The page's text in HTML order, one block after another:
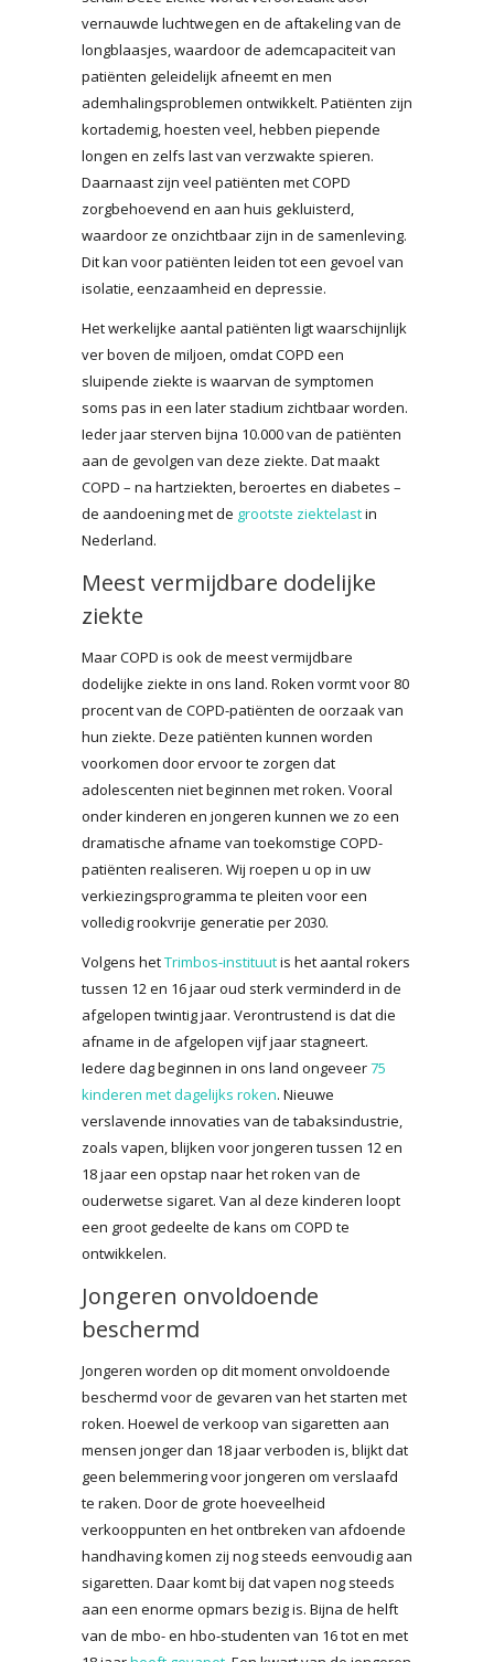
vernauwde luchtwegen en de aftakeling van de
longblaasjes, waardoor de ademcapaciteit van
patiënten geleidelijk afneemt en men
ademhalingsproblemen ontwikkelt. Patiënten zijn
kortademig, hoesten veel, hebben piepende
longen en zelfs last van verzwakte spieren.
Daarnaast zijn veel patiënten met COPD
zorgbehoevend en aan huis gekluisterd,
waardoor ze onzichtbaar zijn in de samenleving.
Dit kan voor patiënten leiden tot een gevoel van
isolatie, eenzaamheid en depressie.
Het werkelijke aantal patiënten ligt waarschijnlijk
ver boven de miljoen, omdat COPD een
sluipende ziekte is waarvan de symptomen
soms pas in een later stadium zichtbaar worden.
Ieder jaar sterven bijna 10.000 van de patiënten
aan de gevolgen van deze ziekte. Dat maakt
COPD – na hartziekten, beroertes en diabetes –
de aandoening met de grootste ziektelastin
Nederland.
Meest vermijdbare dodelijke
ziekte
Maar COPD is ook de meest vermijdbare
dodelijke ziekte in ons land. Roken vormt voor 80
procent van de COPD-patiënten de oorzaak van
hun ziekte. Deze patiënten kunnen worden
voorkomen door ervoor te zorgen dat
adolescenten niet beginnen met roken. Vooral
onder kinderen en jongeren kunnen we zo een
dramatische afname van toekomstige COPD-
patiënten realiseren. Wij roepen u op in uw
verkiezingsprogramma te pleiten voor een
volledig rookvrije generatie per 2030.
Volgens hetTrimbos-instituutis het aantal rokers
tussen 12 en 16 jaar oud sterk verminderd in de
afgelopen twintig jaar. Verontrustend is dat die
afname in de afgelopen vijf jaar stagneert.
Iedere dag beginnen in ons land ongeveer75
kinderen met dagelijks roken. Nieuwe
verslavende innovaties van de tabaksindustrie,
zoals vapen, blijken voor jongeren tussen 12 en
18 jaar een opstap naar het roken van de
ouderwetse sigaret. Van al deze kinderen loopt
een groot gedeelte de kans om COPD te
ontwikkelen.
Jongeren onvoldoende
beschermd
Jongeren worden op dit moment onvoldoende
beschermd voor de gevaren van het starten met
roken. Hoewel de verkoop van sigaretten aan
mensen jonger dan 18 jaar verboden is, blijkt dat
geen belemmering voor jongeren om verslaafd
te raken. Door de grote hoeveelheid
verkooppunten en het ontbreken van afdoende
handhaving komen zij nog steeds eenvoudig aan
sigaretten. Daar komt bij dat vapen nog steeds
aan een enorme opmars bezig is. Bijna de helft
van de mbo- en hbo-studenten van 16 tot en met